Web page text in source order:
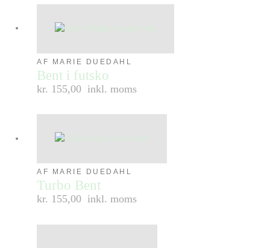
AF MARIE DUEDAHL
Bent i futsko
kr. 155,00 inkl. moms
AF MARIE DUEDAHL
Turbo Bent
kr. 155,00 inkl. moms